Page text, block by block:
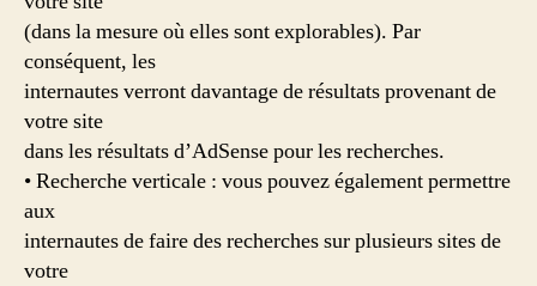
(dans la mesure où elles sont explorables). Par
conséquent, les
internautes verront davantage de résultats provenant de
votre site
dans les résultats d’AdSense pour les recherches.
• Recherche verticale : vous pouvez également permettre
aux
internautes de faire des recherches sur plusieurs sites de
votre